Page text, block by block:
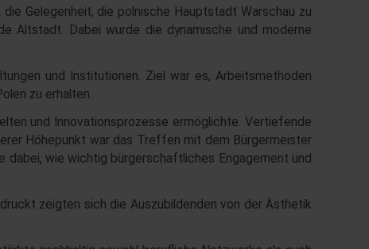
Gelegenheit, die polnische Hauptstadt Warschau zu
Altstadt. Dabei wurde die dynamische und moderne
und Institutionen. Ziel war es, Arbeitsmethoden
zu erhalten.
und Innovationsprozesse ermöglichte. Vertiefende
Höhepunkt war das Treffen mit dem Bürgermeister
wie wichtig bürgerschaftliches Engagement und
zeigten sich die Auszubildenden von der Ästhetik